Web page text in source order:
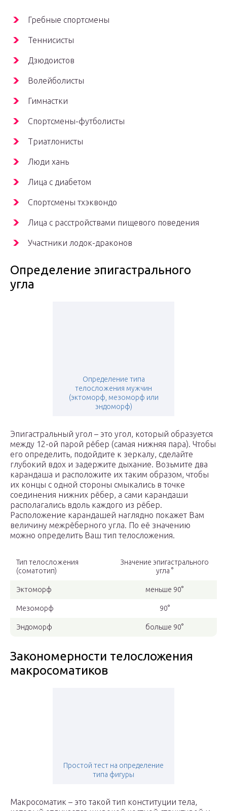
Гребные спортсмены
Теннисисты
Дзюдоистов
Волейболисты
Гимнастки
Спортсмены-футболисты
Триатлонисты
Люди хань
Лица с диабетом
Спортсмены тхэквондо
Лица с расстройствами пищевого поведения
Участники лодок-драконов
Определение эпигастрального
угла
Определение типа
телосложения мужчин
(эктоморф, мезоморф или
эндоморф)
Эпигастральный угол – это угол, который образуется
между 12-ой парой рёбер (самая нижняя пара). Чтобы
его определить, подойдите к зеркалу, сделайте
глубокий вдох и задержите дыхание. Возьмите два
карандаша и расположите их таким образом, чтобы
их концы с одной стороны смыкались в точке
соединения нижних рёбер, а сами карандаши
располагались вдоль каждого из рёбер.
Расположение карандашей наглядно покажет Вам
величину межрёберного угла. По её значению
можно определить Ваш тип телосложения.
Тип телосложения
(соматотип)
Значение эпигастрального
угла °
Эктоморф меньше 90°
Мезоморф 90°
Эндоморф больше 90°
Закономерности телосложения
макросоматиков
Простой тест на определение
типа фигуры
Макросоматик – это такой тип конституции тела,